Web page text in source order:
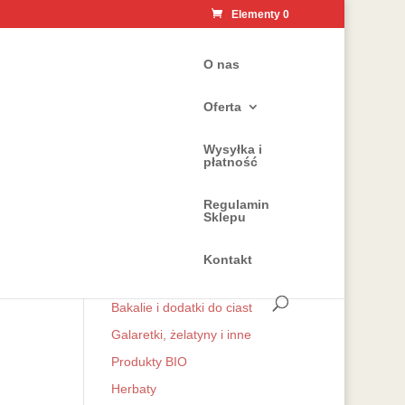
Elementy 0
O nas
Oferta
Wysyłka i
płatność
Regulamin
Sklepu
Kontakt
Mieszanki przyprawowe do
Bakalie i dodatki do ciast
Galaretki, żelatyny i inne
Produkty BIO
Herbaty